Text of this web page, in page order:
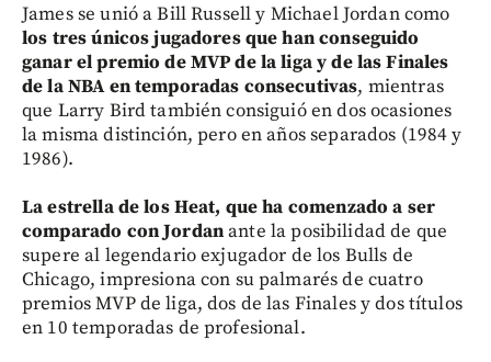
James se unió a Bill Russell y Michael Jordan como
los tres únicos jugadores que han conseguido
ganar el premio de MVP de la liga y de las Finales
de la NBA en temporadas consecutivas, mientras
que Larry Bird también consiguió en dos ocasiones
la misma distinción, pero en años separados (1984 y
1986).
La estrella de los Heat, que ha comenzado a ser
comparado con Jordanante la posibilidad de que
supere al legendario exjugador de los Bulls de
Chicago, impresiona con su palmarés de cuatro
premios MVP de liga, dos de las Finales y dos títulos
en 10 temporadas de profesional.